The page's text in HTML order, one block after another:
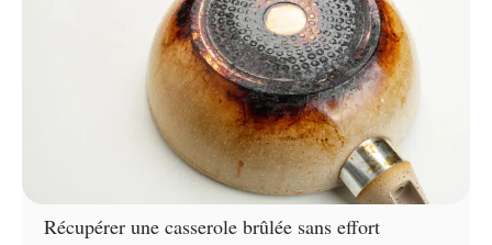
Récupérer une casserole brûlée sans effort